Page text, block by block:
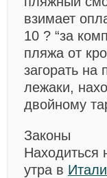
взимает
10 ? “за
пляжа от
загорать на
лежаки,
двойному
Законы
Находиться
утра в